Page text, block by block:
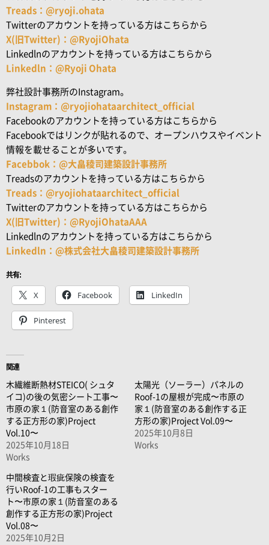
Treads：@ryoji.ohata
Twitterのアカウントを持っている方はこちらから
X(旧Twitter)：@RyojiOhata
Linkedlnのアカウントを持っている方はこちらから
Linkedln：@Ryoji Ohata
弊社設計事務所のInstagram。
Instagram：@ryojiohataarchitect_official
Facebookのアカウントを持っている方はこちらから
Facebookではリンクが貼れるので、オープンハウスやイベント
情報を載せることが多いです。
Facebbok：@大畠稜司建築設計事務所
Treadsのアカウントを持っている方はこちらから
Treads：@ryojiohataarchitect_official
Twitterのアカウントを持っている方はこちらから
X(旧Twitter)：@RyojiOhataAAA
Linkedlnのアカウントを持っている方はこちらから
Linkedln：@株式会社大畠稜司建築設計事務所
共有:
X Facebook LinkedIn
Pinterest
関連
木繊維断熱材STEICO( シュタ
イコ)の後の気密シート工事〜
市原の家１(防音室のある創作
する正方形の家)Project
Vol.10〜
2025年10月18日
Works
太陽光（ソーラー）パネルの
Roof-1の屋根が完成〜市原の
家１(防音室のある創作する正
方形の家)Project Vol.09〜
2025年10月8日
Works
中間検査と瑕疵保険の検査を
行いRoof-1の工事もスター
ト〜市原の家１(防音室のある
創作する正方形の家)Project
Vol.08〜
2025年10月2日